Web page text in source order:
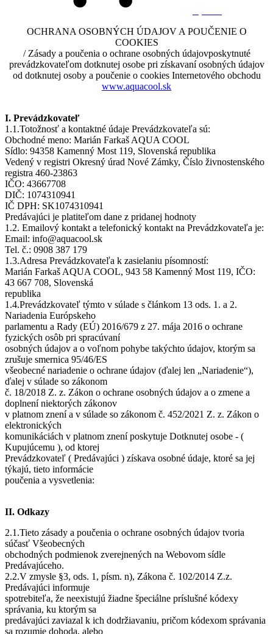
OCHRANA OSOBNÝCH ÚDAJOV A POUČENIE O
COOKIES
/ Zásady a poučenia o ochrane osobných údajovposkytnuté
prevádzkovateľom dotknutej osobe pri získavaní osobných údajov
od dotknutej osoby a poučenie o cookies Internetového obchodu
www.aquacool.sk
I. Prevádzkovateľ
1.1.Totožnosť a kontaktné údaje Prevádzkovateľa sú:
Obchodné meno: Marián Farkaš AQUA COOL
Sídlo: 94358 Kamenný Most 119, Slovenská republika
Vedený v registri Okresný úrad Nové Zámky, Číslo živnostenského
registra 460-23863
IČO: 43667708
DIČ: 1074310941
IČ DPH: SK1074310941
Predávajúci je platiteľom dane z pridanej hodnoty
1.2. Emailový kontakt a telefonický kontakt na Prevádzkovateľa je:
Email: info@aquacool.sk
Tel. č.: 0908 387 179
1.3.Adresa Prevádzkovateľa k zasielaniu písomností:
Marián Farkaš AQUA COOL, 943 58 Kamenný Most 119, IČO:
43 667 708, Slovenská
republika
1.4.Prevádzkovateľ týmto v súlade s článkom 13 ods. 1. a 2.
Nariadenia Európskeho
parlamentu a Rady (EÚ) 2016/679 z 27. mája 2016 o ochrane
fyzických osôb pri spracúvaní
osobných údajov a o voľnom pohybe takýchto údajov, ktorým sa
zrušuje smernica 95/46/ES
všeobecné nariadenie o ochrane údajov (ďalej len „Nariadenie“),
ďalej v súlade so zákonom
č. 18/2018 Z. z. Zákon o ochrane osobných údajov a o zmene a
doplnení niektorých zákonov
v platnom znení a v súlade so zákonom č. 452/2021 Z. z. Zákon o
elektronických
komunikáciách v platnom znení poskytuje Dotknutej osobe - (
Kupujúcemu ), od ktorej
Prevádzkovateľ ( Predávajúci ) získava osobné údaje, ktoré sa jej
týkajú, tieto informácie
poučenia a vysvetlenia:
II. Odkazy
2.1.Tieto zásady a poučenia o ochrane osobných údajov tvoria
súčasť Všeobecných
obchodných podmienok zverejnených na Webovom sídle
Predávajúceho.
2.2.V zmysle §3, ods. 1, písm. n), Zákona č. 102/2014 Z.z.
Predávajúci informuje
spotrebiteľa, že neexistujú žiadne špeciálne príslušné kódexy
správania, ku ktorým sa
predávajúci zaviazal k ich dodržiavaniu, pričom kódexom správania
sa rozumie dohoda, alebo